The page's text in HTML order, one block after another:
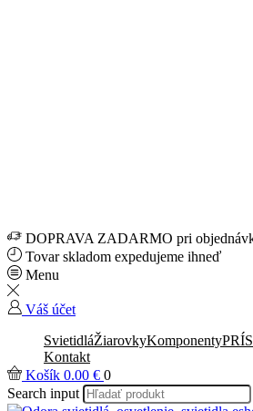
DOPRAVA ZADARMO pri
Tovar skladom expedujeme ihneď
Menu
Váš účet
SvietidláŽiarovkyKomponenty
Kontakt
Košík 0.00 € 0
Search input